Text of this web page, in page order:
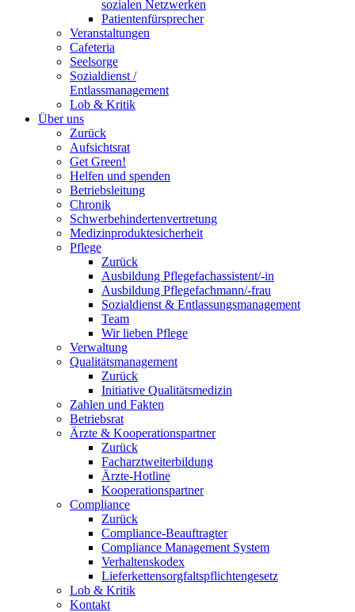
sozialen Netzwerken
Patientenfürsprecher
Veranstaltungen
Cafeteria
Seelsorge
Sozialdienst /
Entlassmanagement
Lob & Kritik
Über uns
Zurück
Aufsichtsrat
Get Green!
Helfen und spenden
Betriebsleitung
Chronik
Schwerbehindertenvertretung
Medizinproduktesicherheit
Pflege
Zurück
Ausbildung Pflegefachassistent/-in
Ausbildung Pflegefachmann/-frau
Sozialdienst & Entlassungsmanagement
Team
Wir lieben Pflege
Verwaltung
Qualitätsmanagement
Zurück
Initiative Qualitätsmedizin
Zahlen und Fakten
Betriebsrat
Ärzte & Kooperationspartner
Zurück
Facharztweiterbildung
Ärzte-Hotline
Kooperationspartner
Compliance
Zurück
Compliance-Beauftragter
Compliance Management System
Verhaltenskodex
Lieferkettensorgfaltspflichtengesetz
Lob & Kritik
Kontakt